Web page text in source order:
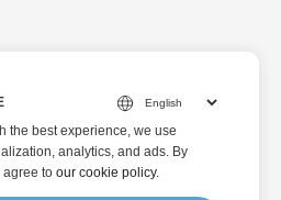
the best experience, we use
analytics, and ads. By
agree to our cookie policy.